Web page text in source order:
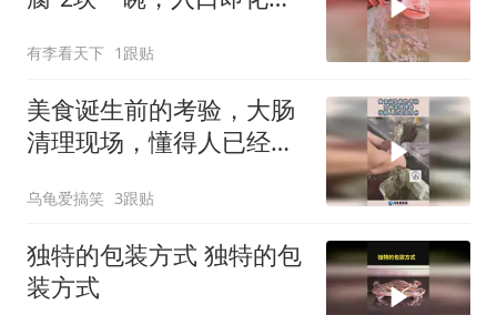
有李看天下 1跟贴
美食诞生前的考验，大肠
清理现场，懂得人已经流
乌龟爱搞笑 3跟贴
独特的包装方式 独特的包
装方式